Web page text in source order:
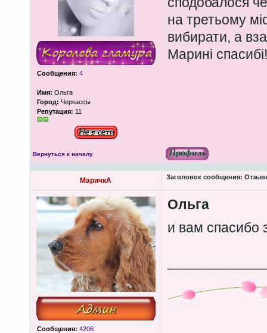
Сообщения: 4
Имя: Ольга
Город: Черкассы
Репутация: 11
на третьому
вибирати, а
Марині спасибі!
Вернуться к началу
МаричкА Заголовок сообщения:
Сообщения: 4206
Ольга
и вам спасибо